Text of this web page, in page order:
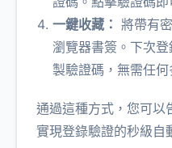
一鍵收藏： 將帶有
瀏覽器書簽。下次
製驗證碼，無需任何
通過這種方式，您可以
實現登錄驗證的秒級自